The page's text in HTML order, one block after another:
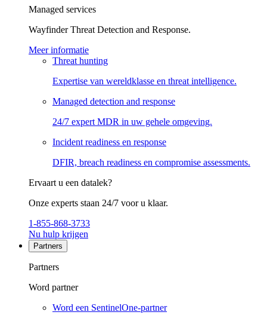
Managed services
Wayfinder Threat Detection and Response.
Meer informatie
Threat hunting
Expertise van wereldklasse en threat intelligence.
Managed detection and response
24/7 expert MDR in uw gehele omgeving.
Incident readiness en response
DFIR, breach readiness en compromise assessments.
Ervaart u een datalek?
Onze experts staan 24/7 voor u klaar.
1-855-868-3733
Nu hulp krijgen
Partners
Partners
Word partner
Word een SentinelOne-partner